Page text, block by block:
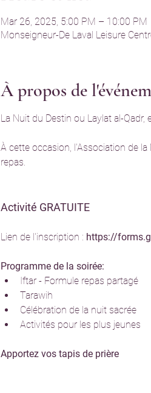
Mar 26, 2025, 5:00 PM – 10:00 PM
Monseigneur-De Laval Leisure
À propos de
La Nuit du Destin ou Laylat al-
À cette occasion, l'Association de
repas.
Activité GRATUITE
Lien de l'inscription : https://
Programme de la soirée:
Iftar - Formule repas partagé
Tarawih
Célébration de la nuit sacrée
Activités pour les plus jeunes
Apportez vos tapis de prière